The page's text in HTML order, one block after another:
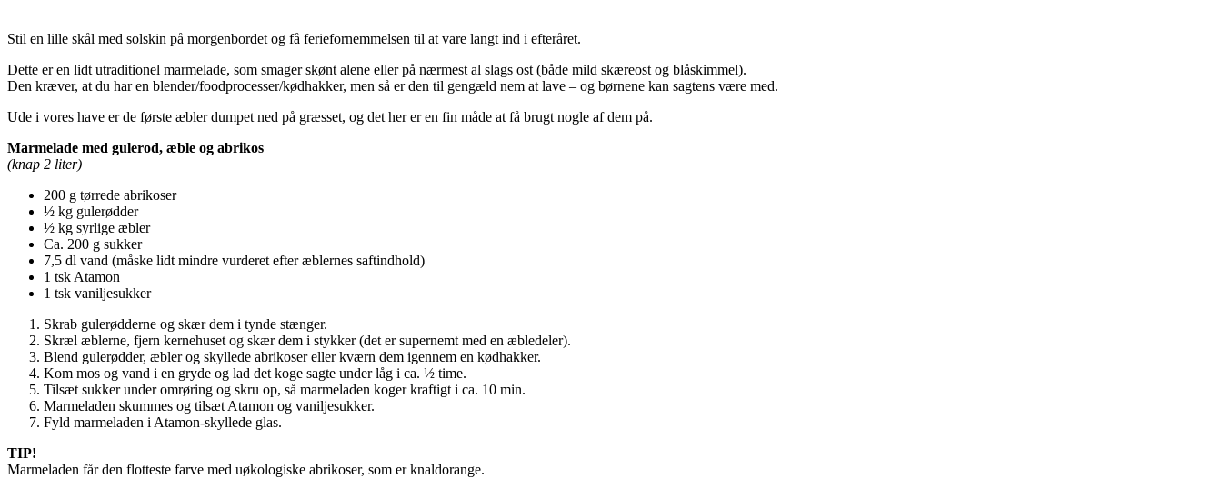
Stil en lille skål med solskin på morgenbordet og få feriefornemmelsen til at vare langt ind i efteråret.
Dette er en lidt utraditionel marmelade, som smager skønt alene eller på nærmest al slags ost (både mild skæreost og blåskimmel).
Den kræver, at du har en blender/foodprocesser/kødhakker, men så er den til gengæld nem at lave – og børnene kan sagtens være med.
Ude i vores have er de første æbler dumpet ned på græsset, og det her er en fin måde at få brugt nogle af dem på.
Marmelade med gulerod, æble og abrikos
(knap 2 liter)
200 g tørrede abrikoser
½ kg gulerødder
½ kg syrlige æbler
Ca. 200 g sukker
7,5 dl vand (måske lidt mindre vurderet efter æblernes saftindhold)
1 tsk Atamon
1 tsk vaniljesukker
Skrab gulerødderne og skær dem i tynde stænger.
Skræl æblerne, fjern kernehuset og skær dem i stykker (det er supernemt med en æbledeler).
Blend gulerødder, æbler og skyllede abrikoser eller kværn dem igennem en kødhakker.
Kom mos og vand i en gryde og lad det koge sagte under låg i ca. ½ time.
Tilsæt sukker under omrøring og skru op, så marmeladen koger kraftigt i ca. 10 min.
Marmeladen skummes og tilsæt Atamon og vaniljesukker.
Fyld marmeladen i Atamon-skyllede glas.
TIP!
Marmeladen får den flotteste farve med uøkologiske abrikoser, som er knaldorange.